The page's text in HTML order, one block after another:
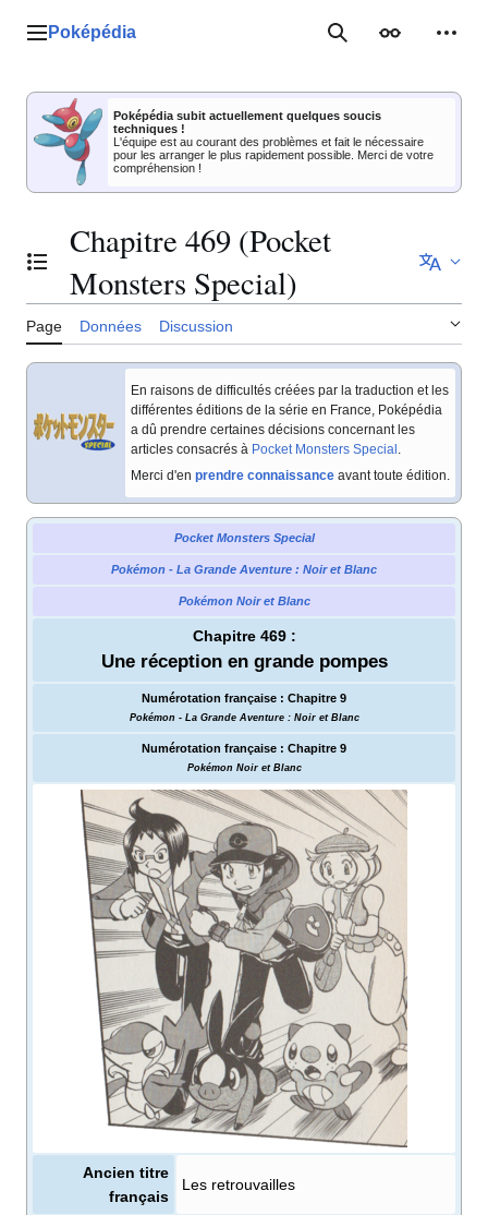
Menu principal
Poképédia RechercherApparence
Poképédia subit actuellement quelques soucis
techniques !
L'équipe est au courant des problèmes et fait le nécessaire
pour les arranger le plus rapidement possible. Merci de votre
compréhension !
Basculer la table des matières
Chapitre 469 (Pocket
Monsters Special)
Page Données Discussion
En raisons de difficultés créées par la traduction et les
différentes éditions de la série en France, Poképédia
a dû prendre certaines décisions concernant les
articles consacrés à Pocket Monsters Special.
Merci d'en prendre connaissance avant toute édition.
Pocket Monsters Special
Pokémon - La Grande Aventure : Noir et Blanc
Pokémon Noir et Blanc
Chapitre 469 :
Une réception en grande pompes
Numérotation française : Chapitre 9
Pokémon - La Grande Aventure : Noir et Blanc
Numérotation française : Chapitre 9
Pokémon Noir et Blanc
Ancien titre
français
Les retrouvailles